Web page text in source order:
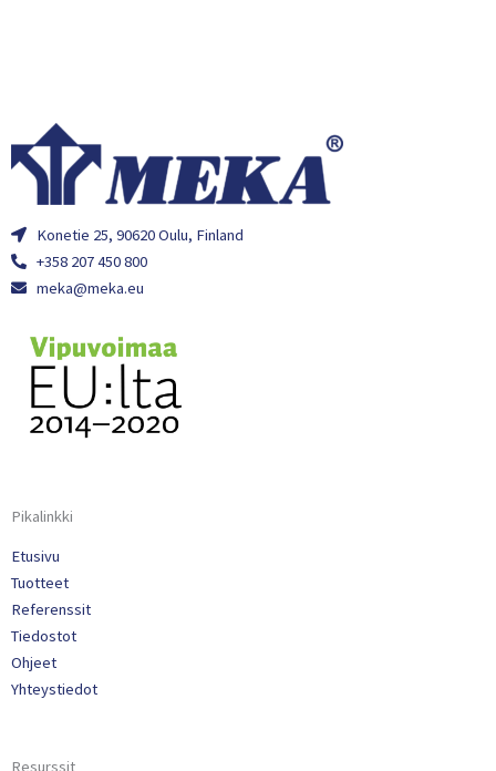
Konetie 25, 90620 Oulu, Finland
+358 207 450 800
meka@meka.eu
Pikalinkki
Etusivu
Tuotteet
Referenssit
Tiedostot
Ohjeet
Yhteystiedot